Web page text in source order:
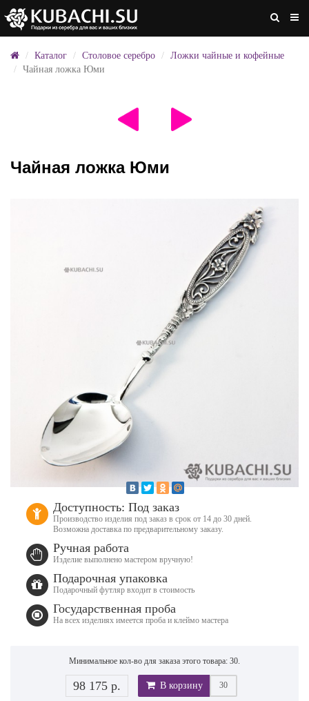
Каталог Столовое серебро
Ложки чайные и кофейные
Чайная ложка Юми
Чайная ложка Юми
Доступность: Под заказ
Производство изделия под заказ в срок от 14 до 30 дней.
Возможна доставка по предварительному заказу.
Ручная работа
Изделие выполнено мастером вручную!
Подарочная упаковка
Подарочный футляр входит в стоимость
Государственная проба
На всех изделиях имеется проба и клеймо мастера
Минимальное кол-во для заказа этого товара: 30.
98 175 р. В корзину